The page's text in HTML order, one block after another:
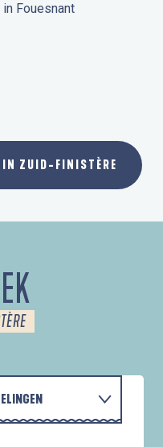
Fouesnant
IN ZUID-FINISTÈRE